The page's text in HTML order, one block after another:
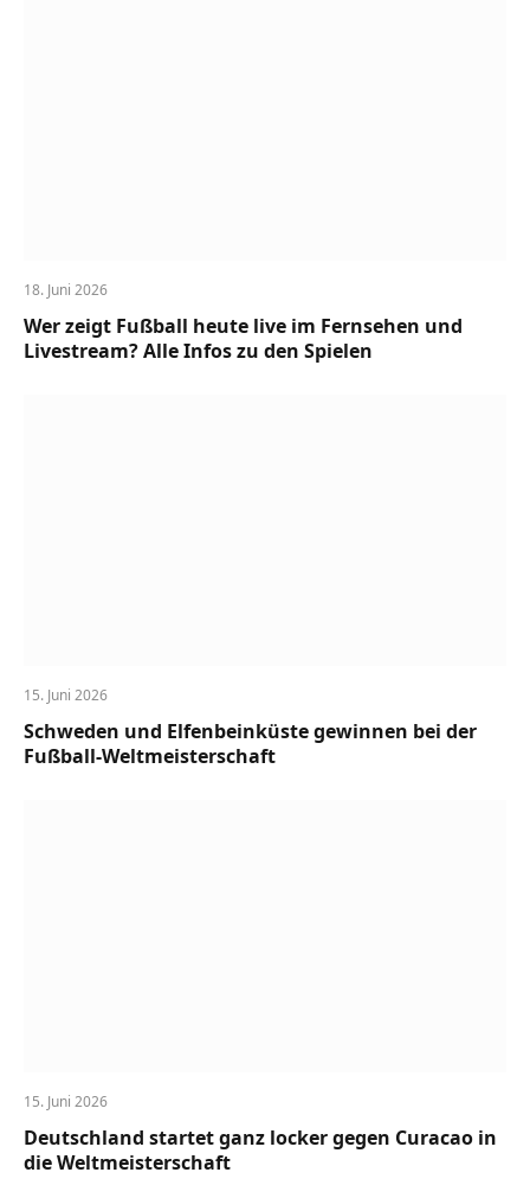
18. Juni 2026
Wer zeigt Fußball heute live im Fernsehen und
Livestream? Alle Infos zu den Spielen
15. Juni 2026
Schweden und Elfenbeinküste gewinnen bei der
Fußball-Weltmeisterschaft
15. Juni 2026
Deutschland startet ganz locker gegen Curacao in
die Weltmeisterschaft